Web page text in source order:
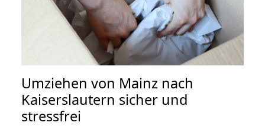
Umziehen von Mainz nach
Kaiserslautern sicher und
stressfrei